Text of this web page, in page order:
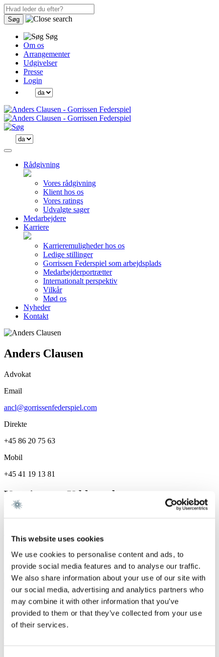
This website uses cookies
We use cookies to personalise content and ads, to
provide social media features and to analyse our traffic.
We also share information about your use of our site with
our social media, advertising and analytics partners who
may combine it with other information that you’ve
provided to them or that they’ve collected from your use
of their services.
Søg
Søg
Om os
Arrangementer
Udgivelser
Presse
Login
Rådgivning
Vores rådgivning
Klient hos os
Vores ratings
Udvalgte sager
Medarbejdere
Karriere
Karrieremuligheder hos os
Ledige stillinger
Gorrissen Federspiel som arbejdsplads
Medarbejderportrætter
Internationalt perspektiv
Vilkår
Mød os
Nyheder
Kontakt
Anders Clausen
Advokat
Email
ancl@gorrissenfederspiel.com
Direkte
+45 86 20 75 63
Mobil
+45 41 19 13 81
Karriere og Uddannelse
Gorrissen Federspiel 2025 -
Specialer
Fast Ejendom
Vi er et førende dansk advokatfirma med
stærke internationale relationer.